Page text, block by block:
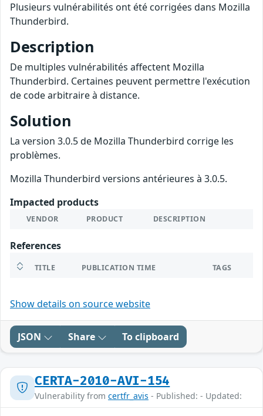
Plusieurs vulnérabilités ont été corrigées dans Mozilla
Thunderbird.
Description
De multiples vulnérabilités affectent Mozilla
Thunderbird. Certaines peuvent permettre l'exécution
de code arbitraire à distance.
Solution
La version 3.0.5 de Mozilla Thunderbird corrige les
problèmes.
Mozilla Thunderbird versions antérieures à 3.0.5.
Impacted products
VENDOR PRODUCT DESCRIPTION
References
TITLE PUBLICATION TIME TAGS
Show details on source website
JSON Share To clipboard
CERTA-2010-AVI-154
Vulnerability from certfr_avis - Published: - Updated: